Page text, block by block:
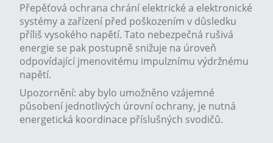
Přepěťová ochrana chrání elektrické a elektronické
systémy a zařízení před poškozením v důsledku
příliš vysokého napětí. Tato nebezpečná rušivá
energie se pak postupně snižuje na úroveň
odpovídající jmenovitému impulznímu výdržnému
napětí.
Upozornění: aby bylo umožněno vzájemné
působení jednotlivých úrovní ochrany, je nutná
energetická koordinace příslušných svodičů.